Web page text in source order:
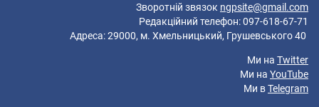
Зворотній звязок ngpsite@gmail.com
Редакційний телефон: 097-618-67-71
Адреса: 29000, м. Хмельницький, Грушевського 40
Ми на Twitter
Ми на YouTube
Ми вTelegram